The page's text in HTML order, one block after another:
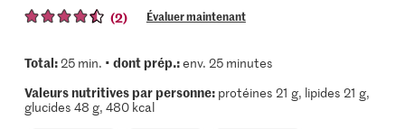
(2) Évaluer maintenant
Total:25 min. • dont prép.:env. 25 minutes
Valeurs nutritives par personne:protéines 21 g, lipides 21 g,
glucides 48 g, 480 kcal